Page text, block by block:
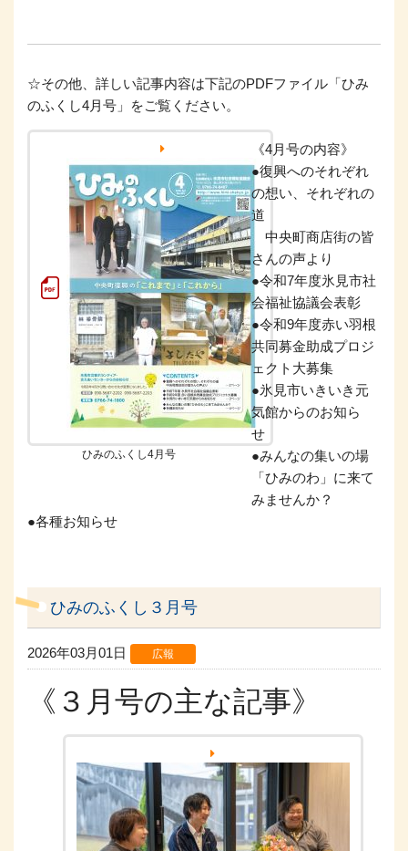
☆その他、詳しい記事内容は下記のPDFファイル「ひみ
のふくし4月号」をご覧ください。
ひみのふくし4月号
《4月号の内容》
●復興へのそれぞれ
の想い、それぞれの
道
中央町商店街の皆
さんの声より
●令和7年度氷見市社
会福祉協議会表彰
●令和9年度赤い羽根
共同募金助成プロジ
ェクト大募集
●氷見市いきいき元
気館からのお知ら
せ
●みんなの集いの場
「ひみのわ」に来て
みませんか？
●各種お知らせ
ひみのふくし３月号
2026年03月01日 広報
《３月号の主な記事》